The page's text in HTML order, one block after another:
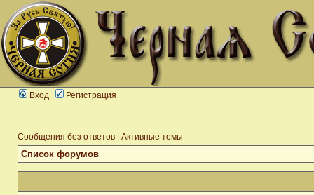
Вход Регистрация
Сообщения без ответов Активные темы
Список форумов